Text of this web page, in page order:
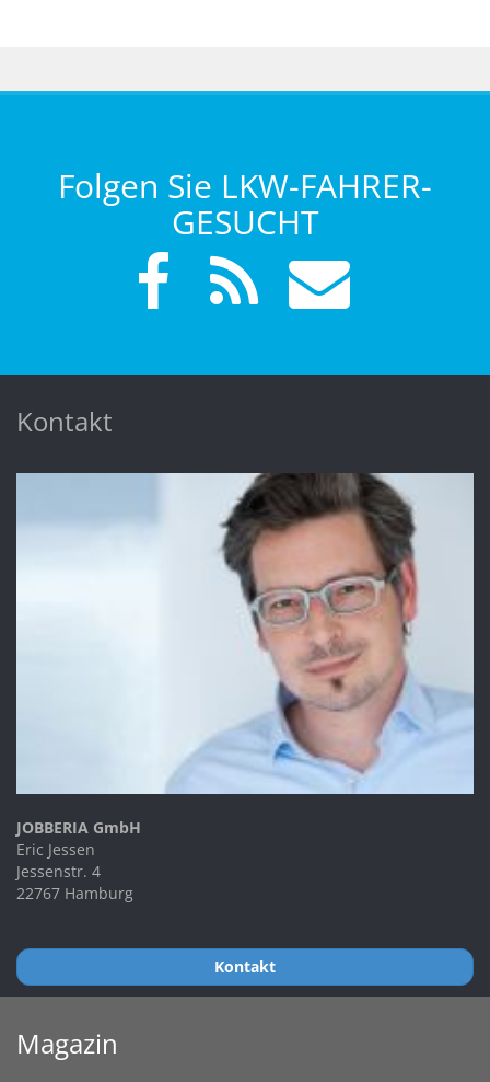
Folgen Sie LKW-FAHRER-
GESUCHT
Kontakt
JOBBERIA GmbH
Eric Jessen
Jessenstr. 4
22767 Hamburg
Kontakt
Magazin